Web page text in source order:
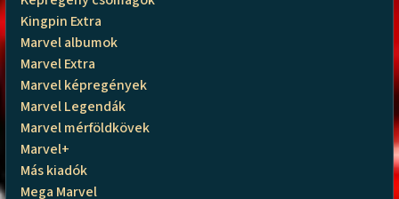
Kingpin Extra
Marvel albumok
Marvel Extra
Marvel képregények
Marvel Legendák
Marvel mérföldkövek
Marvel+
Más kiadók
Mega Marvel